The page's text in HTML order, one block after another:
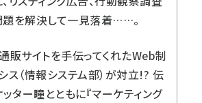
を解決して一見落着……。
販サイトを手伝ってくれたWeb制
ス（情報システム部）が対立!? 伝
ター瞳とともに『マーケティング